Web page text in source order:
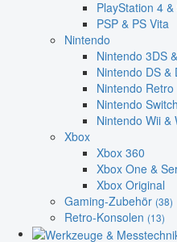
PlayStation 4 &
PSP & PS Vita
Nintendo
Nintendo 3DS
Nintendo DS &
Nintendo Retro
Nintendo Switch
Nintendo Wii &
Xbox
Xbox 360
Xbox One &
Xbox Original
Gaming-Zubehör (38)
Retro-Konsolen (13)